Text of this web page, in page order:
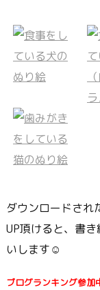
ダウンロードされ
UP頂けると、書
いします☺
ブログランキング参加